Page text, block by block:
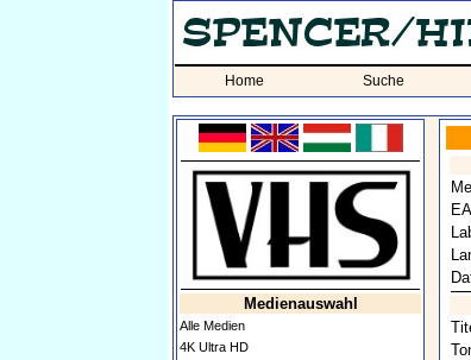
Home Suche
Medienauswahl
Alle Medien
4K Ultra HD